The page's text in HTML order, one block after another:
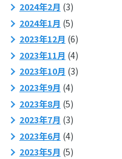
2024年2月 (3)
2024年1月 (5)
2023年12月 (6)
2023年11月 (4)
2023年10月 (3)
2023年9月 (4)
2023年8月 (5)
2023年7月 (3)
2023年6月 (4)
2023年5月 (5)